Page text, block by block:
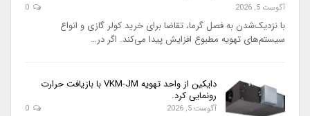
آگوست 5, 2026
با نزدیک‌شدن به فصل گرما، تقاضا برای خرید کولر گازی و انواع
سیستم‌های تهویه مطبوع افزایش پیدا می‌کند. اگر در…
دایکین از واحد تهویه VKM-JM با بازیافت حرارت
رونمایی کرد.
آگوست 5, 2026